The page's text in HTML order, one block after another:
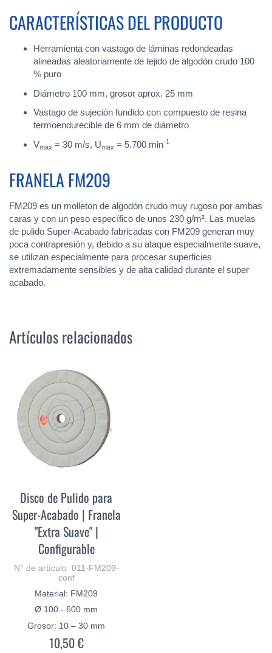
CARACTERÍSTICAS DEL PRODUCTO
Herramienta con vastago de láminas redondeadas
alineadas aleatoriamente de tejido de algodón crudo 100
% puro
Diámetro 100 mm, grosor aprox. 25 mm
Vastago de sujeción fundido con compuesto de resina
termoendurecible de 6 mm de diámetro
Vmax = 30 m/s, Umax = 5.700 min-1
FRANELA FM209
FM209 es un molleton de algodón crudo muy rugoso por ambas
caras y con un peso específico de unos 230 g/m². Las muelas
de pulido Super-Acabado fabricadas con FM209 generan muy
poca contrapresión y, debido a su ataque especialmente suave,
se utilizan especialmente para procesar superficies
extremadamente sensibles y de alta calidad durante el super
acabado.
Artículos relacionados
Disco de Pulido para
Super-Acabado | Franela
"Extra Suave" |
Configurable
N° de artículo 011-FM209-
conf
Material: FM209
Ø 100 - 600 mm
Grosor: 10 – 30 mm
10,50 €